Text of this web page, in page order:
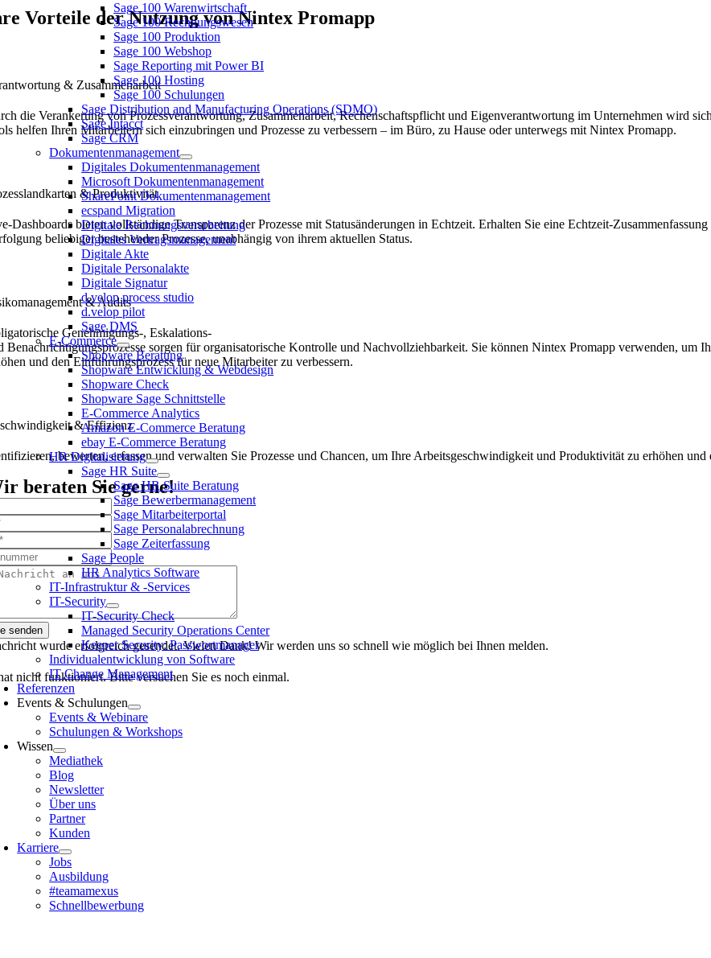
Sage 100 Warenwirtschaft
Sage 100 Rechnungswesen
Sage 100 Produktion
Sage 100 Webshop
Sage Reporting mit Power BI
Sage 100 Hosting
Sage 100 Schulungen
Sage Distribution and Manufacturing Operations (SDMO)
Sage Intacct
Sage CRM
Dokumentenmanagement
Digitales Dokumentenmanagement
Microsoft Dokumentenmanagement
SharePoint Dokumentenmanagement
ecspand Migration
Digitale Rechnungsverarbeitung
Digitales Vertragsmanagement
Digitale Akte
Digitale Personalakte
Digitale Signatur
d.velop process studio
d.velop pilot
Sage DMS
E-Commerce
Shopware Beratung
Shopware Entwicklung & Webdesign
Shopware Check
Shopware Sage Schnittstelle
E-Commerce Analytics
Amazon E-Commerce Beratung
ebay E-Commerce Beratung
HR Digitalisierung
Sage HR Suite
Sage HR Suite Beratung
Sage Bewerbermanagement
Sage Mitarbeiterportal
Sage Personalabrechnung
Sage Zeiterfassung
Sage People
HR Analytics Software
IT-Infrastruktur & -Services
IT-Security
IT-Security Check
Managed Security Operations Center
Keeper Security: Passwortmanager
Individualentwicklung von Software
IT Change Management
Referenzen
Events & Schulungen
Events & Webinare
Schulungen & Workshops
Wissen
Mediathek
Blog
Newsletter
Über uns
Partner
Kunden
Karriere
Jobs
Ausbildung
#teamamexus
Schnellbewerbung
Vorteile der Nutzung von Nintex Promapp
& Zusammenarbeit
die Verankerung von Prozessverantwortung, Zusammenarbeit, Rechenschaftspflicht und Eigenverantwortung im Unternehmen wird
helfen Ihren Mitarbeitern sich einzubringen und Prozesse zu verbessern – im Büro, zu Hause oder unterwegs mit Nintex Promapp.
& Produktivität
Dashboards bieten vollständige Transparenz der Prozesse mit Statusänderungen in Echtzeit. Erhalten Sie eine Echtzeit-
beliebiger bestehender Prozesse, unabhängig von ihrem aktuellen Status.
& Audits
Genehmigungs-, Eskalations-
Benachrichtigungsprozesse sorgen für organisatorische Kontrolle und Nachvollziehbarkeit. Sie können Nintex Promapp verwenden, um
und den Einführungsprozess für neue Mitarbeiter zu verbessern.
& Effizienz
bewerten, erfassen und verwalten Sie Prozesse und Chancen, um Ihre Arbeitsgeschwindigkeit und Produktivität zu erhöhen
beraten Sie gerne!
senden
wurde erfolgreich gesendet. Vielen Dank! Wir werden uns so schnell wie möglich bei Ihnen melden.
nicht funktioniert. Bitte versuchen Sie es noch einmal.